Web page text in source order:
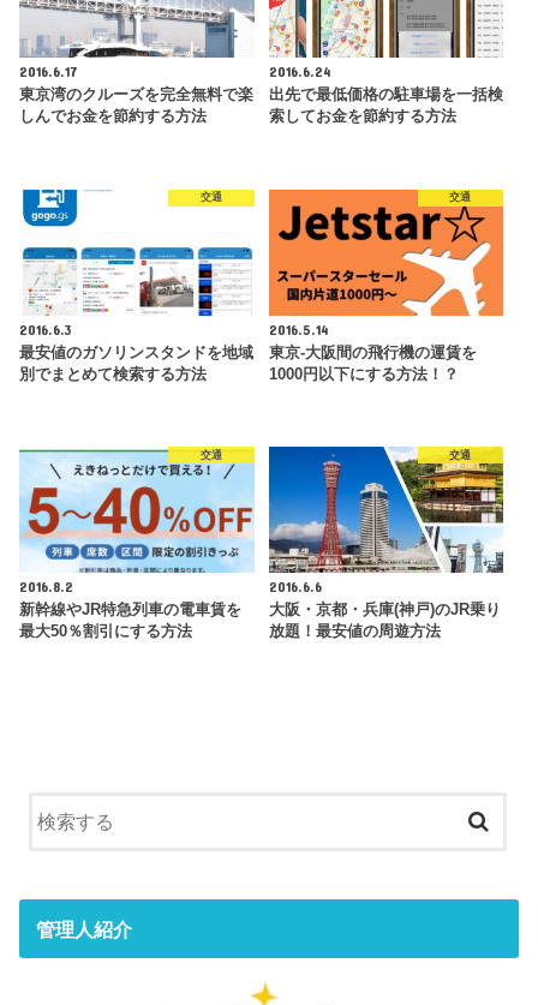
2016.6.17
東京湾のクルーズを完全無料で楽
しんでお金を節約する方法
2016.6.24
出先で最低価格の駐車場を一括検
索してお金を節約する方法
交通
2016.6.3
最安値のガソリンスタンドを地域
別でまとめて検索する方法
交通
2016.5.14
東京-大阪間の飛行機の運賃を
1000円以下にする方法！？
交通
2016.8.2
新幹線やJR特急列車の電車賃を
最大50％割引にする方法
交通
2016.6.6
大阪・京都・兵庫(神戸)のJR乗り
放題！最安値の周遊方法
管理人紹介